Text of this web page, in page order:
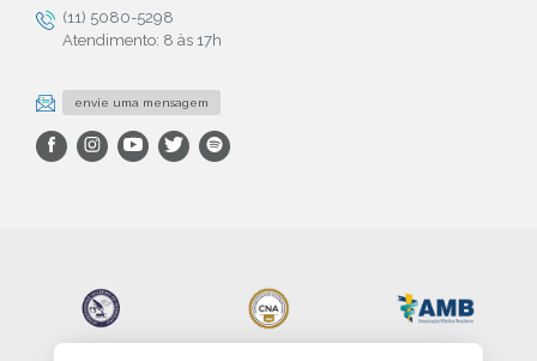
(11) 5080-5298
Atendimento: 8 às 17h
envie uma mensagem